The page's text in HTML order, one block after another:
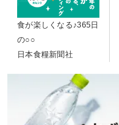
食が楽しくなる♪365日
の○○
日本食糧新聞社